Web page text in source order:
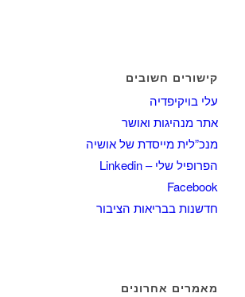
קישורים חשובים
עלי בויקיפדיה
אתר מנהיגות ואושר
מנכ”לית מייסדת של אושיה
הפרופיל שלי – Linkedin
Facebook
חדשנות בבריאות הציבור
מאמרים אחרונים